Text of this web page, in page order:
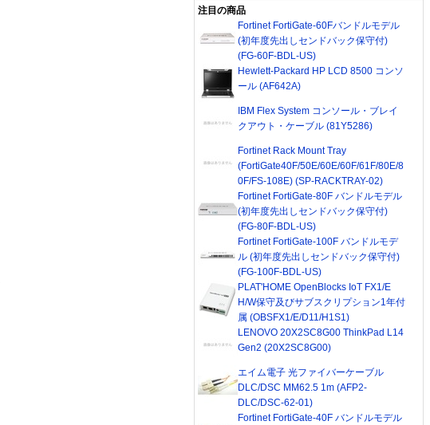
注目の商品
Fortinet FortiGate-60Fバンドルモデル
(初年度先出しセンドバック保守付)
(FG-60F-BDL-US)
Hewlett-Packard HP LCD 8500 コンソ
ール (AF642A)
IBM Flex System コンソール・ブレイ
クアウト・ケーブル (81Y5286)
Fortinet Rack Mount Tray
(FortiGate40F/50E/60E/60F/61F/80E/8
0F/FS-108E) (SP-RACKTRAY-02)
Fortinet FortiGate-80F バンドルモデル
(初年度先出しセンドバック保守付)
(FG-80F-BDL-US)
Fortinet FortiGate-100F バンドルモデ
ル (初年度先出しセンドバック保守付)
(FG-100F-BDL-US)
PLAT'HOME OpenBlocks IoT FX1/E
H/W保守及びサブスクリプション1年付
属 (OBSFX1/E/D11/H1S1)
LENOVO 20X2SC8G00 ThinkPad L14
Gen2 (20X2SC8G00)
エイム電子 光ファイバーケーブル
DLC/DSC MM62.5 1m (AFP2-
DLC/DSC-62-01)
Fortinet FortiGate-40F バンドルモデル